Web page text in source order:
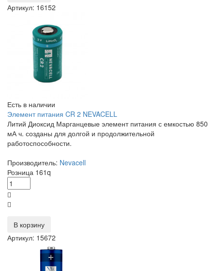
Артикул: 16152
Есть в наличии
Элемент питания CR 2 NEVACELL
Литий Диоксид Марганцевые элемент питания с емкостью 850
мА ч. созданы для долгой и продолжительной
работоспособности.
Производитель: Nevacell
Розница 161q
В корзину
Артикул: 15672